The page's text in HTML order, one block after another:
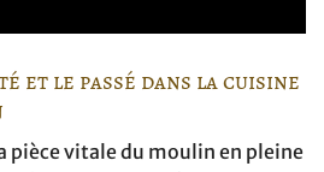
et le passé dans la cuisine
pièce vitale du moulin en pleine